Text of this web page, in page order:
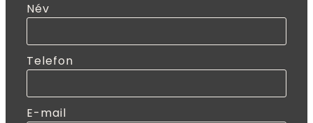
Név
Telefon
E-mail